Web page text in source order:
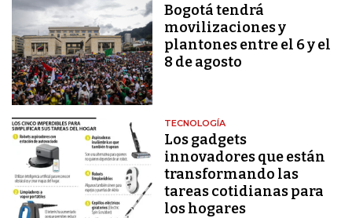
Bogotá tendrá
movilizaciones y
plantones entre el 6 y el
8 de agosto
TECNOLOGÍA
Los gadgets
innovadores que están
transformando las
tareas cotidianas para
los hogares